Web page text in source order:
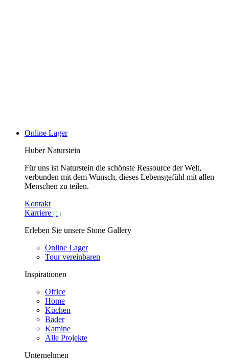
Online Lager
Huber Naturstein
Für uns ist Naturstein die schönste Ressource der Welt,
verbunden mit dem Wunsch, dieses Lebensgefühl mit allen
Menschen zu teilen.
Kontakt
Karriere (1)
Erleben Sie unsere Stone Gallery
Online Lager
Tour vereinbaren
Inspirationen
Office
Home
Küchen
Bäder
Kamine
Alle Projekte
Unternehmen